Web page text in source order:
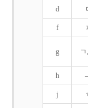
d
f
g ㄱ
h
j